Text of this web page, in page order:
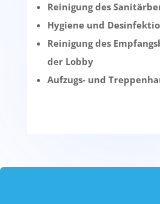
Reinigung des
Hygiene und
Reinigung des
der Lobby
Aufzugs- und